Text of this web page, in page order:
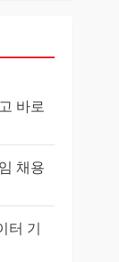
바로
채용
터 기